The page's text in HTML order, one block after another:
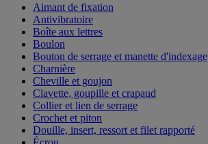
Aimant de fixation
Antivibratoire
Boîte aux lettres
Boulon
Bouton de serrage et manette d'indexage
Charnière
Cheville et goujon
Clavette, goupille et crapaud
Collier et lien de serrage
Crochet et piton
Douille, insert, ressort et filet rapporté